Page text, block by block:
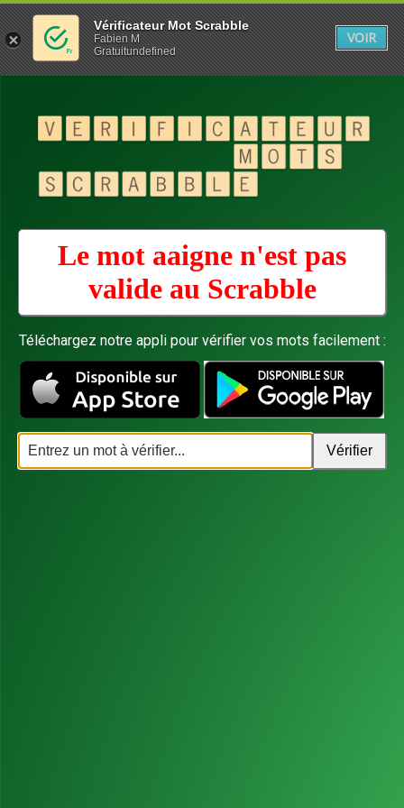
Le mot aaigne n'est pas
valide au Scrabble
Téléchargez notre appli pour vérifier vos mots facilement :
Vérificateur Mot Scrabble
Fabien M
Gratuitundefined
VOIR